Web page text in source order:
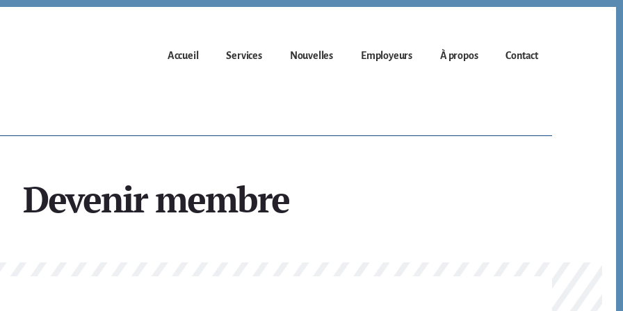
Accueil Services Nouvelles Employeurs À propos Contact
Devenir membre